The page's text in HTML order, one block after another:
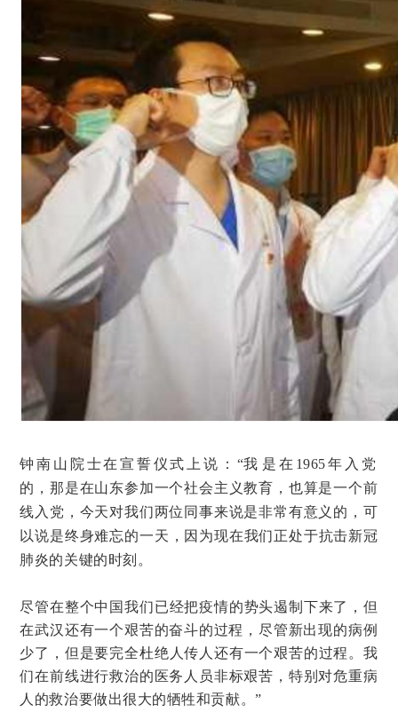
钟南山院士在宣誓仪式上说：“我‍‍是在1965年入党
的，‍‍那是在山东参加一个社会主义教育，也算是一个前
线‍‍入党，今天对我们两位同事来说是非常有意义的，可
以说是终身难忘的一天，因为现在我们正处于抗击新冠
肺炎的关键的时刻。‍‍
尽管在整个中国我们已经把疫情的势头遏制下来了，但
在武汉还有一个艰苦的奋斗的过程，‍‍尽管新出现的‍‍病例
少了，但是要完全杜绝人传人还有一个艰苦的过程。我
们在前线进行救治的医务人员非标艰苦，特别对危重‍‍病
人的救治要做出很大的牺牲和贡献。”